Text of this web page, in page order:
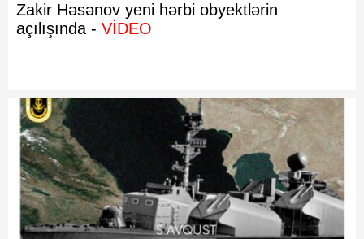
Zakir Həsənov yeni hərbi obyektlərin
açılışında - VİDEO